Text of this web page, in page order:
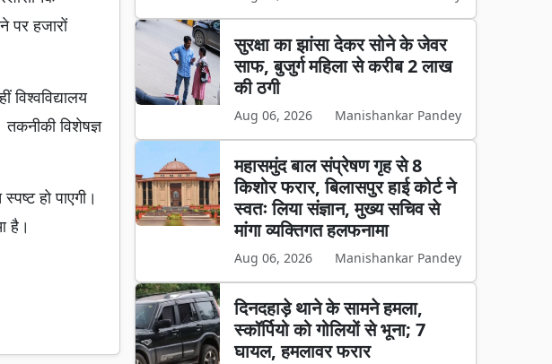
पर हजारों
विश्वविद्यालय
विशेषज्ञ
हो पाएगी।
है।
सुरक्षा का झांसा देकर सोने के जेवर
साफ, बुजुर्ग महिला से करीब 2 लाख
की ठगी
Aug 06, 2026 Manishankar Pandey
महासमुंद बाल संप्रेषण गृह से 8
किशोर फरार, बिलासपुर हाई कोर्ट ने
स्वतः लिया संज्ञान, मुख्य सचिव से
मांगा व्यक्तिगत हलफनामा
Aug 06, 2026 Manishankar Pandey
दिनदहाड़े थाने के सामने हमला,
स्कॉर्पियो को गोलियों से भूना; 7
घायल, हमलावर फरार